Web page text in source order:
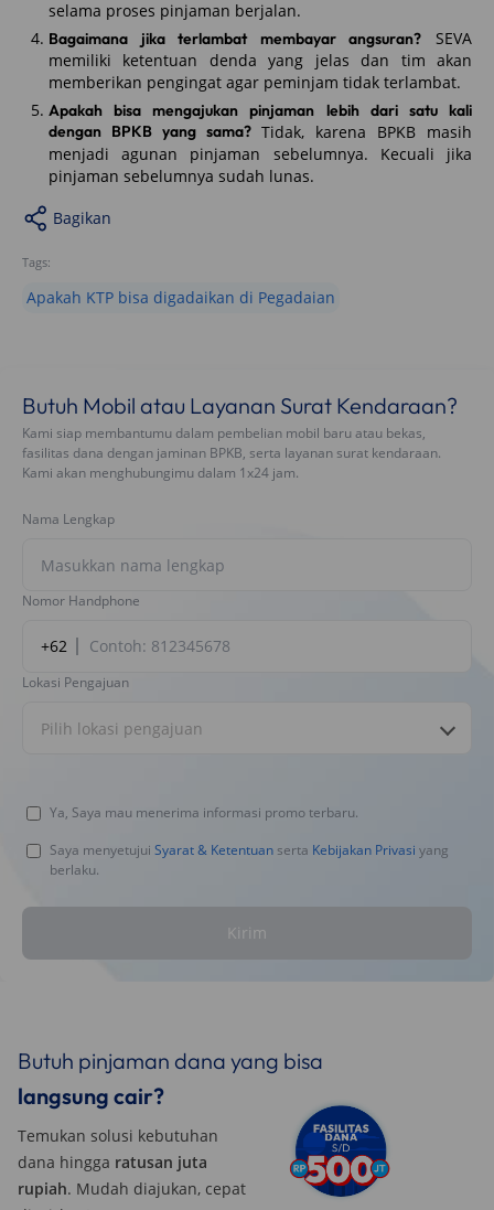
selama proses pinjaman berjalan.
Bagaimana jika terlambat membayar angsuran? SEVA
memiliki ketentuan denda yang jelas dan tim akan
memberikan pengingat agar peminjam tidak terlambat.
Apakah bisa mengajukan pinjaman lebih dari satu kali
dengan BPKB yang sama?Tidak, karena BPKB masih
menjadi agunan pinjaman sebelumnya. Kecuali jika
pinjaman sebelumnya sudah lunas.
Bagikan
Tags:
Apakah KTP bisa digadaikan di Pegadaian
Butuh Mobil atau Layanan Surat Kendaraan?
Kami siap membantumu dalam pembelian mobil baru atau bekas,
fasilitas dana dengan jaminan BPKB, serta layanan surat kendaraan.
Kami akan menghubungimu dalam 1x24 jam.
Nama Lengkap
Nomor Handphone
+62
Lokasi Pengajuan
Pilih lokasi pengajuan
Ya, Saya mau menerima informasi promo terbaru.
Saya menyetujui Syarat & Ketentuan serta Kebijakan Privasi yang
berlaku.
Kirim
Butuh pinjaman dana yang bisa
langsung cair?
Temukan solusi kebutuhan
dana hingga ratusan juta
rupiah. Mudah diajukan, cepat